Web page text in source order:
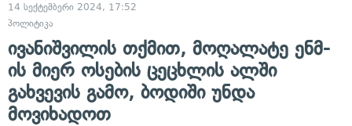
14 სექტემბერი 2024, 17:52
პოლიტიკა
ივანიშვილის თქმით, მოღალატე ენმ-
ის მიერ ოსების ცეცხლის ალში
გახვევის გამო, ბოდიში უნდა
მოვიხადოთ